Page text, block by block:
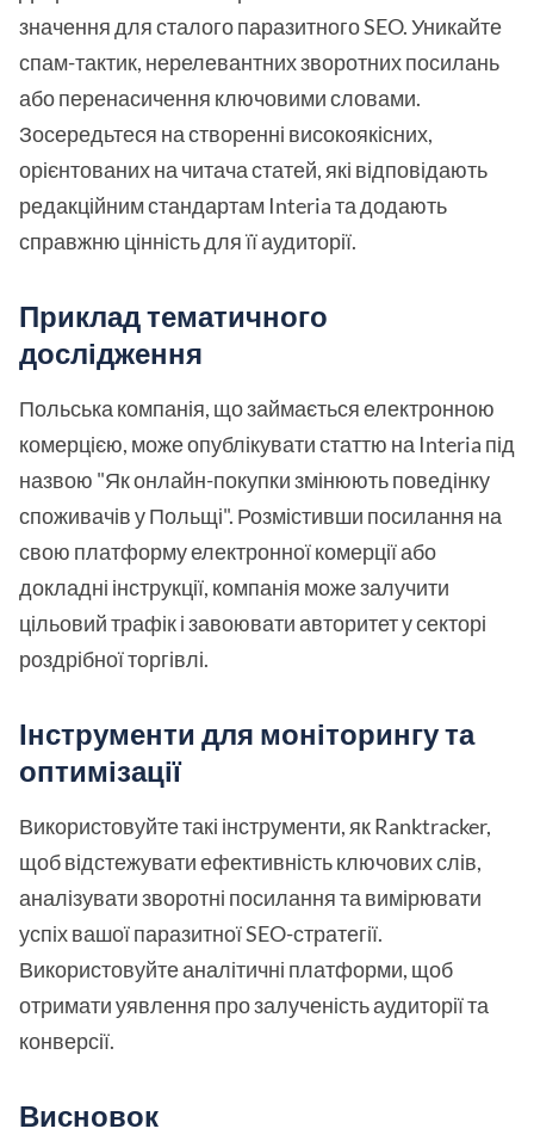
значення для сталого паразитного SEO. Уникайте
спам-тактик, нерелевантних зворотних посилань
або перенасичення ключовими словами.
Зосередьтеся на створенні високоякісних,
орієнтованих на читача статей, які відповідають
редакційним стандартам Interia та додають
справжню цінність для її аудиторії.
Приклад тематичного
дослідження
Польська компанія, що займається електронною
комерцією, може опублікувати статтю на Interia під
назвою "Як онлайн-покупки змінюють поведінку
споживачів у Польщі". Розмістивши посилання на
свою платформу електронної комерції або
докладні інструкції, компанія може залучити
цільовий трафік і завоювати авторитет у секторі
роздрібної торгівлі.
Інструменти для моніторингу та
оптимізації
Використовуйте такі інструменти, як Ranktracker,
щоб відстежувати ефективність ключових слів,
аналізувати зворотні посилання та вимірювати
успіх вашої паразитної SEO-стратегії.
Використовуйте аналітичні платформи, щоб
отримати уявлення про залученість аудиторії та
конверсії.
Висновок